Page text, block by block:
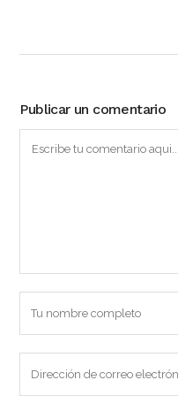
Publicar un comentario